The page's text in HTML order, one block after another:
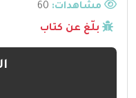
مشاهدات:
بلّغ عن كتاب